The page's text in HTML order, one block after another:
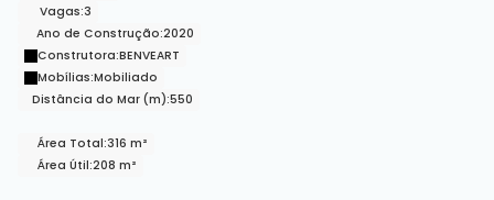
Vagas:3
Ano de Construção:2020
Construtora:BENVEART
Mobílias:Mobiliado
Distância do Mar (m):550
Área Total:316 m²
Área Útil:208 m²